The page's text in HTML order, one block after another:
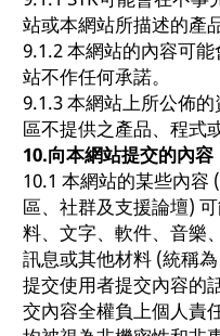
站或本網站所描述的產
9.1.2 本網站的內容可
站不作任何承諾。
9.1.3 本網站上所公佈
區不提供之產品、程式
10.向本網站提交的內容
10.1 本網站的某些內容
區、社群及支援論壇)
料、文字、軟件、音樂
訊息或其他材料 (統稱
提交使用者提交內容的
交內容全權負上個人責